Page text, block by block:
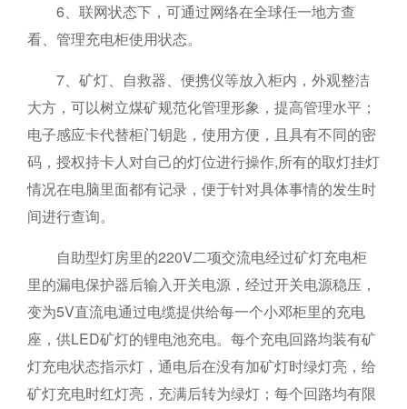
6、联网状态下，可通过网络在全球任一地方查
看、管理充电柜使用状态。
7、矿灯、自救器、便携仪等放入柜内，外观整洁
大方，可以树立煤矿规范化管理形象，提高管理水平；
电子感应卡代替柜门钥匙，使用方便，且具有不同的密
码，授权持卡人对自己的灯位进行操作,所有的取灯挂灯
情况在电脑里面都有记录，便于针对具体事情的发生时
间进行查询。
自助型灯房里的220V二项交流电经过矿灯充电柜
里的漏电保护器后输入开关电源，经过开关电源稳压，
变为5V直流电通过电缆提供给每一个小邓柜里的充电
座，供LED矿灯的锂电池充电。每个充电回路均装有矿
灯充电状态指示灯，通电后在没有加矿灯时绿灯亮，给
矿灯充电时红灯亮，充满后转为绿灯；每个回路均有限